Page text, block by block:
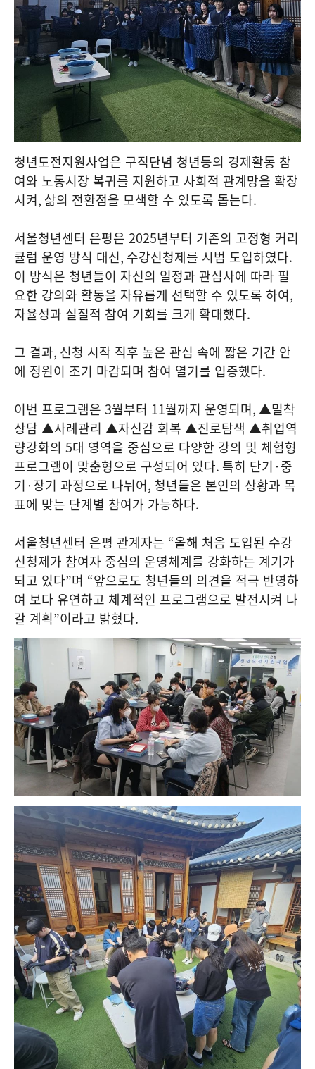
청년도전지원사업은 구직단념 청년등의 경제활동 참
여와 노동시장 복귀를 지원하고 사회적 관계망을 확장
시켜, 삶의 전환점을 모색할 수 있도록 돕는다.
서울청년센터 은평은 2025년부터 기존의 고정형 커리
큘럼 운영 방식 대신, 수강신청제를 시범 도입하였다.
이 방식은 청년들이 자신의 일정과 관심사에 따라 필
요한 강의와 활동을 자유롭게 선택할 수 있도록 하여,
자율성과 실질적 참여 기회를 크게 확대했다.
그 결과, 신청 시작 직후 높은 관심 속에 짧은 기간 안
에 정원이 조기 마감되며 참여 열기를 입증했다.
이번 프로그램은 3월부터 11월까지 운영되며,▲밀착
상담 ▲사례관리 ▲자신감 회복 ▲진로탐색 ▲취업역
량강화의 5대 영역을 중심으로 다양한 강의 및 체험형
프로그램이 맞춤형으로 구성되어 있다. 특히 단기·중
기·장기 과정으로 나뉘어, 청년들은 본인의 상황과 목
표에 맞는 단계별 참여가 가능하다.
서울청년센터 은평 관계자는 “올해 처음 도입된 수강
신청제가 참여자 중심의 운영체계를 강화하는 계기가
되고 있다”며 “앞으로도 청년들의 의견을 적극 반영하
여 보다 유연하고 체계적인 프로그램으로 발전시켜 나
갈 계획”이라고 밝혔다.